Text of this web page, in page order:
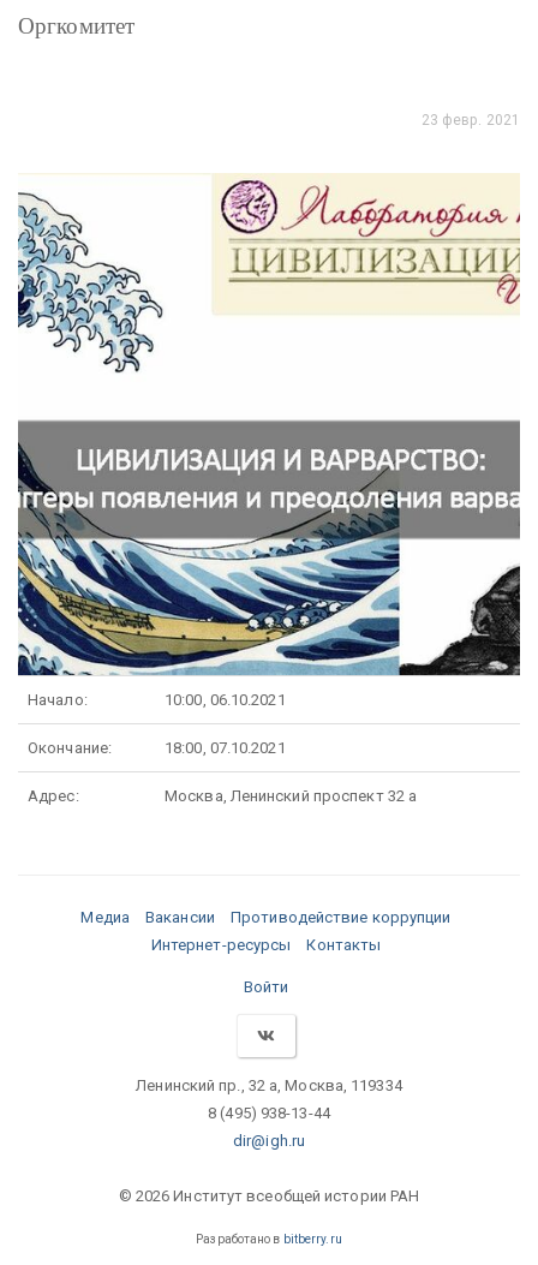
Оргкомитет
23 февр. 2021
Начало: 10:00, 06.10.2021
Окончание: 18:00, 07.10.2021
Адрес: Москва, Ленинский проспект 32 а
Медиа Вакансии
Противодействие коррупции
Интернет-ресурсы
Контакты
Войти
Ленинский пр., 32 а, Москва, 119334
8 (495) 938-13-44
dir@igh.ru
© 2026 Институт всеобщей истории РАН
Разработано в bitberry.ru